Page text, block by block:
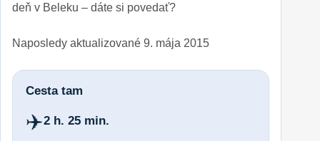
deň v Beleku – dáte si povedať?
Naposledy aktualizované 9. mája 2015
Cesta tam
✈️2 h. 25 min.